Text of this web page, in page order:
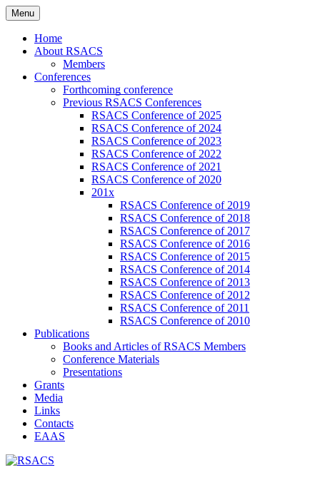
Skip
to
content
RSACS
Studies
Menu
Home
About RSACS
Members
Conferences
Forthcoming conference
Previous RSACS Conferences
RSACS Conference of 2025
RSACS Conference of 2024
RSACS Conference of 2023
RSACS Conference of 2022
RSACS Conference of 2021
RSACS Conference of 2020
201x
RSACS Conference of 2019
RSACS Conference of 2018
RSACS Conference of 2017
RSACS Conference of 2016
RSACS Conference of 2015
RSACS Conference of 2014
RSACS Conference of 2013
RSACS Conference of 2012
RSACS Conference of 2011
RSACS Conference of 2010
Publications
Books and Articles of RSACS Members
Conference Materials
Presentations
Grants
Media
Links
Contacts
EAAS